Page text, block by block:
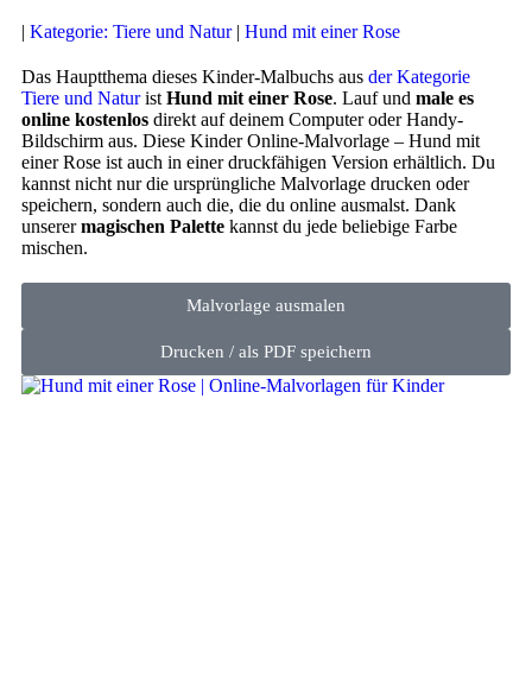
| Kategorie: Tiere und Natur| Hund mit einer Rose
Das Hauptthema dieses Kinder-Malbuchs aus der Kategorie
Tiere und Naturist Hund mit einer Rose. Lauf und male es
online kostenlos direkt auf deinem Computer oder Handy-
Bildschirm aus. Diese Kinder Online-Malvorlage – Hund mit
einer Rose ist auch in einer druckfähigen Version erhältlich. Du
kannst nicht nur die ursprüngliche Malvorlage drucken oder
speichern, sondern auch die, die du online ausmalst. Dank
unserermagischen Palette kannst du jede beliebige Farbe
mischen.
Malvorlage ausmalen
Drucken / als PDF speichern